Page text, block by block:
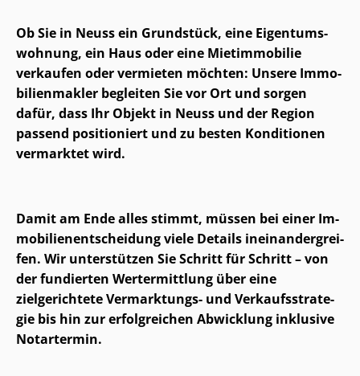
Ob Sie in Neuss ein Grundstück, eine Ei­gen­tums­
woh­nung, ein Haus oder eine Mietimmobilie
verkaufen oder vermieten möchten: Unsere Im­mo­
bi­li­en­mak­ler begleiten Sie vor Ort und sorgen
dafür, dass Ihr Objekt in Neuss und der Region
passend positioniert und zu besten Konditionen
vermarktet wird.
Damit am Ende alles stimmt, müssen bei einer Im­
mo­bi­li­en­ent­schei­dung viele Details in­ein­an­der­grei­
fen. Wir unterstützen Sie Schritt für Schritt – von
der fundierten Wertermittlung über eine
zielgerichtete Vermarktungs- und Ver­kaufs­stra­te­
gie bis hin zur erfolgreichen Abwicklung inklusive
Notartermin.